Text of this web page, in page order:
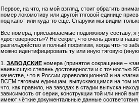
Первое, на что, на мой взгляд, стоит обратить
номер локомотиву или другой тяговой единице
под капот или куда-то ещё. Снаружи мы видим
Все номера, присваиваемые подвижному составу, я
«достоверность»? Не секрет, что очень долго в
разгильдяйство и полный пофигизм, когда что-то
можно идентифицировать ту или иную тяговую
1. ЗАВОДСКИЕ номера (принятое сокращение –
наивысшую степень достоверности и с точностью
качестве, что в России дореволюционной и на
ВСЕМ тяговым единицам, выпускающимся на том
что, как правило, на заводах в стадии выпуска
зависимость от серии, конструкции той или иной
имеют чёткие документальные данные